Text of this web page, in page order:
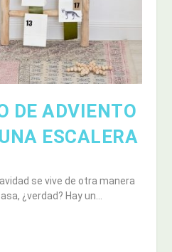
DE ADVIENTO
ESCALERA
se vive de otra manera
¿verdad? Hay un...